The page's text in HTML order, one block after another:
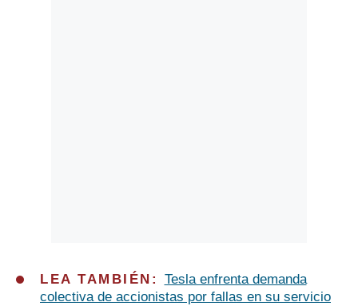
LEA TAMBIÉN: Tesla enfrenta demanda
colectiva de accionistas por fallas en su servicio